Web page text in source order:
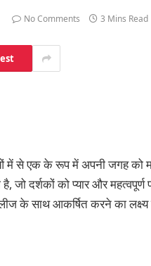
No Comments 3 Mins Read
में से एक के रूप में अपनी जगह
दर्शकों को प्यार और महत्वपूर्ण
के साथ आकर्षित करने का